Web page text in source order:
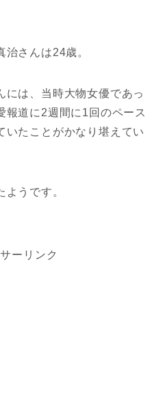
さんは24歳。
には、当時大物女優であっ
報道に2週間に1回のペース
いたことがかなり堪えてい
うです。
ーリンク